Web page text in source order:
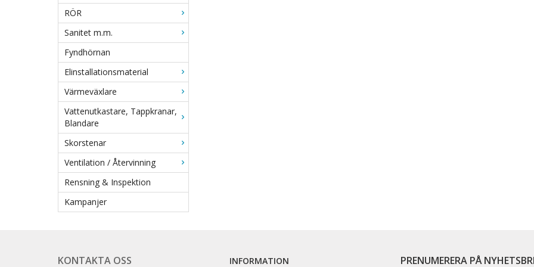
RÖR
Sanitet m.m.
Fyndhörnan
Elinstallationsmaterial
Värmeväxlare
Vattenutkastare, Tappkranar,
Blandare
Skorstenar
Ventilation / Återvinning
Rensning & Inspektion
Kampanjer
KONTAKTA OSS INFORMATION PRENUMERERA PÅ